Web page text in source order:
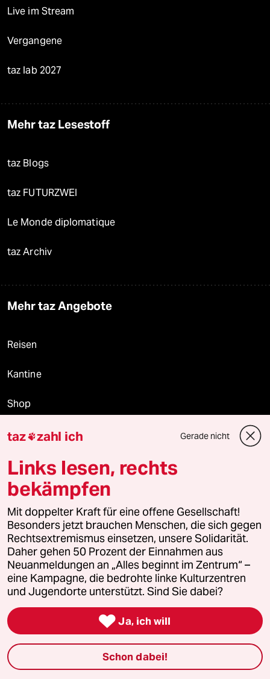
Live im Stream
Vergangene
taz lab 2027
Mehr taz Lesestoff
taz Blogs
taz FUTURZWEI
Le Monde diplomatique
taz Archiv
Mehr taz Angebote
Reisen
Kantine
Shop
Anzeigen
Fragen & Hilfe
Feedback
Aboservice
ePaper Login
Downloads für Abonnierende
© 2026 taz Verlags und Vertriebs GmbH
taz zahl ich Gerade nicht
Links lesen, rechts
bekämpfen
Mit doppelter Kraft für eine offene Gesellschaft!
Besonders jetzt brauchen Menschen, die sich gegen
Rechtsextremismus einsetzen, unsere Solidarität.
Daher gehen 50 Prozent der Einnahmen aus
Neuanmeldungen an „Alles beginnt im Zentrum“ –
eine Kampagne, die bedrohte linke Kulturzentren
und Jugendorte unterstützt. Sind Sie dabei?
 Ja, ich will
Schon dabei!